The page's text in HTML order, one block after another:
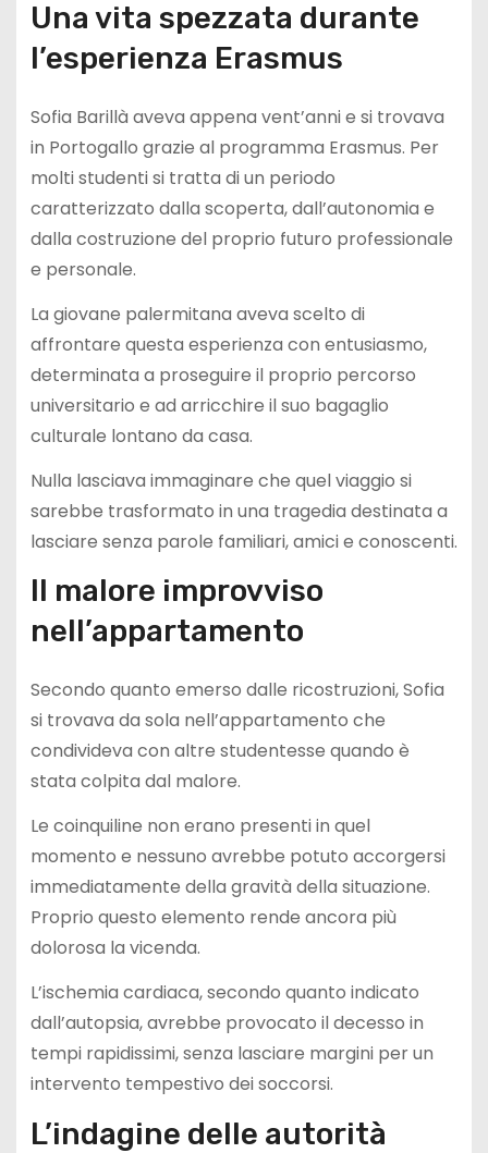
Una vita spezzata durante
l’esperienza Erasmus
Sofia Barillà aveva appena vent’anni e si trovava
in Portogallo grazie al programma Erasmus. Per
molti studenti si tratta di un periodo
caratterizzato dalla scoperta, dall’autonomia e
dalla costruzione del proprio futuro professionale
e personale.
La giovane palermitana aveva scelto di
affrontare questa esperienza con entusiasmo,
determinata a proseguire il proprio percorso
universitario e ad arricchire il suo bagaglio
culturale lontano da casa.
Nulla lasciava immaginare che quel viaggio si
sarebbe trasformato in una tragedia destinata a
lasciare senza parole familiari, amici e conoscenti.
Il malore improvviso
nell’appartamento
Secondo quanto emerso dalle ricostruzioni, Sofia
si trovava da sola nell’appartamento che
condivideva con altre studentesse quando è
stata colpita dal malore.
Le coinquiline non erano presenti in quel
momento e nessuno avrebbe potuto accorgersi
immediatamente della gravità della situazione.
Proprio questo elemento rende ancora più
dolorosa la vicenda.
L’ischemia cardiaca, secondo quanto indicato
dall’autopsia, avrebbe provocato il decesso in
tempi rapidissimi, senza lasciare margini per un
intervento tempestivo dei soccorsi.
L’indagine delle autorità